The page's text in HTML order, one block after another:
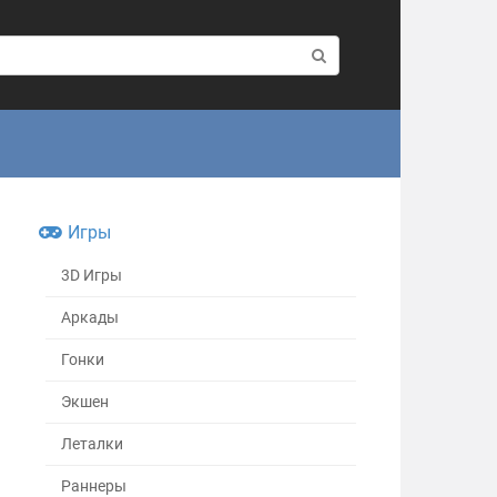
Игры
3D Игры
Аркады
Гонки
Экшен
Леталки
Раннеры